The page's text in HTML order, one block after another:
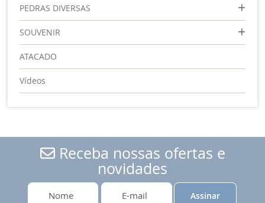
PEDRAS DIVERSAS
SOUVENIR
ATACADO
Vídeos
Receba nossas ofertas e
novidades
Assinar